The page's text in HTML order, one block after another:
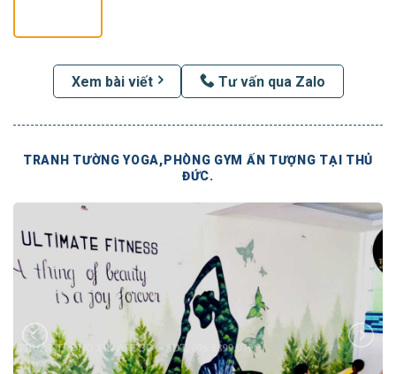
Xem bài viết Tư vấn qua Zalo
TRANH TƯỜNG YOGA,PHÒNG GYM ẤN TƯỢNG TẠI THỦ
ĐỨC.